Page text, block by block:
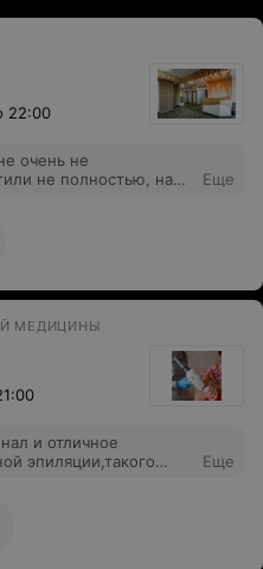
22:00
очень не
не полностью, на
а потом дома сама
А вот за массаж
одного сеанса я
Очень
звезд
Еще
МЕДИЦИНЫ
и отличное
эпиляции,такого
Серафимович от души!
Еще